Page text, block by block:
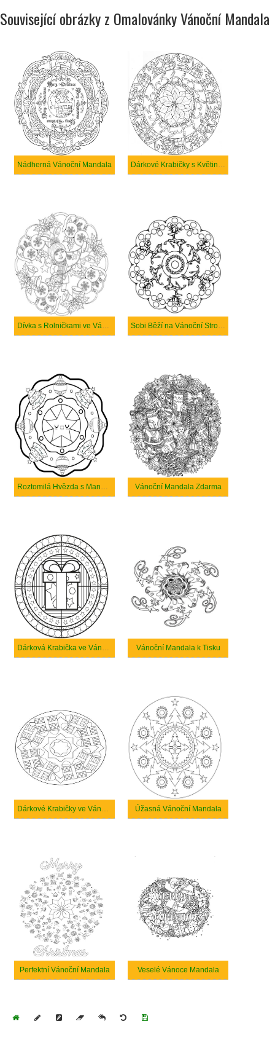
Související obrázky z Omalovánky Vánoční Mandala
Nádherná Vánoční Mandala Dárkové Krabičky s Květinami ve Vánoční Mandale
Dívka s Rolničkami ve Vánoční Mandale Sobi Běží na Vánoční Stromeček
Roztomilá Hvězda s Mandalou Vánočního Stromku Vánoční Mandala Zdarma
Dárková Krabička ve Vánoční Mandale Vánoční Mandala k Tisku
Dárkové Krabičky ve Vánoční Mandale Úžasná Vánoční Mandala
Perfektní Vánoční Mandala Veselé Vánoce Mandala